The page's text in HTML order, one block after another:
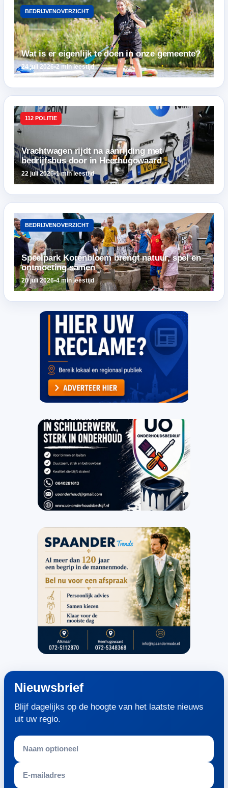
BEDRIJVENOVERZICHT
Wat is er eigenlijk te doen in onze gemeente?
24 juli 2026•2 min leestijd
112 POLITIE
Vrachtwagen rijdt na aanrijding met
bedrijfsbus door in Heerhugowaard
22 juli 2026•1 min leestijd
BEDRIJVENOVERZICHT
Speelpark Korenbloem brengt natuur, spel en
ontmoeting samen
20 juli 2026•4 min leestijd
Nieuwsbrief
Blijf dagelijks op de hoogte van het laatste nieuws
uit uw regio.